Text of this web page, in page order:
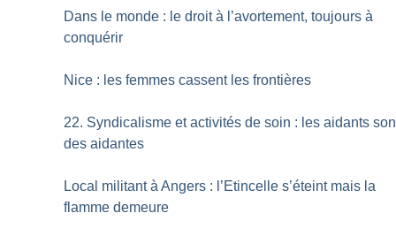
Dans le monde : le droit à l’avortement, toujours à
conquérir
Nice : les femmes cassent les frontières
22. Syndicalisme et activités de soin : les aidants
des aidantes
Local militant à Angers : l’Etincelle s’éteint mais la
flamme demeure